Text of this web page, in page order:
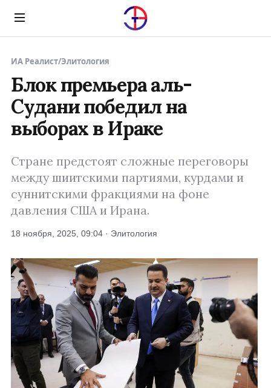
Menu
ИА Реалист/Элитология
Блок премьера аль-
Судани победил на
выборах в Ираке
Стране предстоят сложные переговоры
между шиитскими партиями, курдами и
суннитскими фракциями на фоне
давления США и Ирана.
18 ноября, 2025, 09:04 · Элитология